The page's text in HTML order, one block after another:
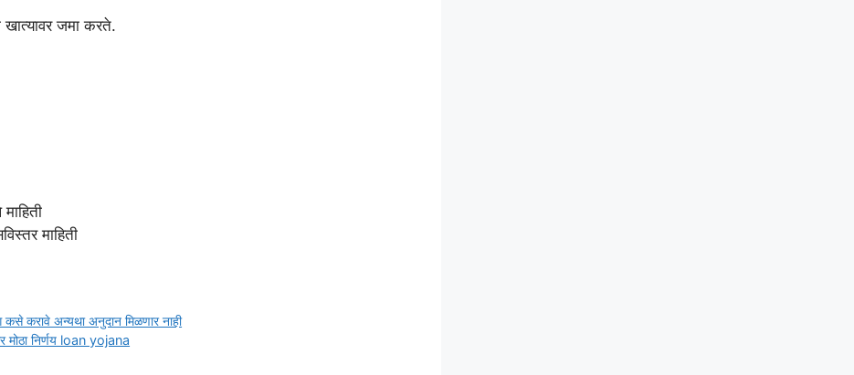
खात्यावर जमा करते.
माहिती
कसे करावे अन्यथा अनुदान मिळणार नाही
मोठा निर्णय loan yojana